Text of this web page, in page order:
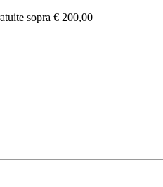
sopra € 200,00